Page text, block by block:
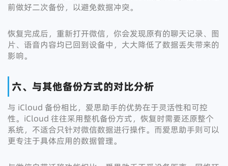
前做好二次备份，以避免数据冲突。
恢复完成后，重新打开微信，你会发现原有的聊天记录、图
片、语音内容均已回到设备中，大大降低了数据丢失带来的
影响。
六、与其他备份方式的对比分析
与 iCloud 备份相比，爱思助手的优势在于灵活性和可控
性。iCloud 往往采用整机备份方式，恢复时需要还原整个
系统，不适合只针对微信数据进行操作。而爱思助手则可以
更专注于具体应用的数据管理。